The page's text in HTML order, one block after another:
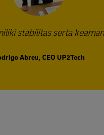
stabilitas serta
Abreu, CEO UP2Tech